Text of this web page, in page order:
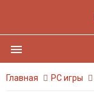
menu
Главная PC игры